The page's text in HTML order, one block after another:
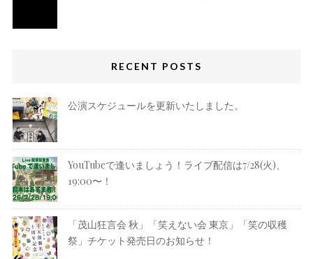
RECENT POSTS
公演スケジュールを更新いたしました。
YouTubeで逢いましょう！ライブ配信は7/28(火)、
19:00〜！
「茂山狂言会 秋」「笑えない会 東京」「笑の収穫
祭」チケット発売日のお知らせ！